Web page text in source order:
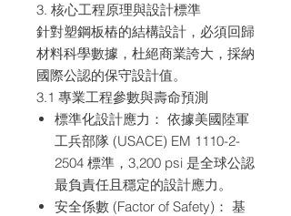
3. 核心工程原理與設計標準
針對塑鋼板樁的結構設計，必須回歸
材料科學數據，杜絕商業誇大，採納
國際公認的保守設計值。
3.1 專業工程參數與壽命預測
標準化設計應力： 依據美國陸軍
工兵部隊 (USACE) EM 1110-2-
2504 標準，3,200 psi 是全球公認
最負責任且穩定的設計應力。
安全係數 (Factor of Safety)： 基